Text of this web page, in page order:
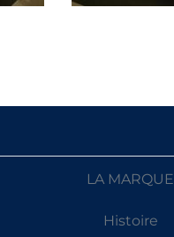
LA MARQUE
Histoire